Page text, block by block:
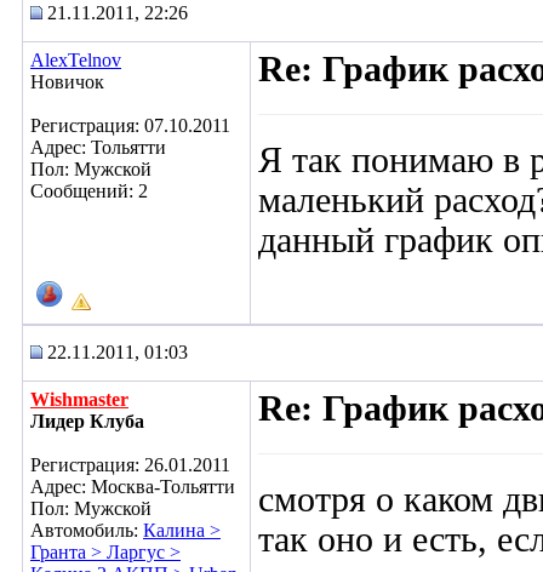
21.11.2011, 22:26
AlexTelnov
Новичок
Регистрация: 07.10.2011
Адрес: Тольятти
Пол: Мужской
Сообщений: 2
Re: График
Я так понимаю в
маленький
данный график
22.11.2011, 01:03
Wishmaster
Лидер Клуба
Регистрация: 26.01.2011
Адрес: Москва-Тольятти
Пол: Мужской
Автомобиль: Калина >
Гранта > Ларгус >
Re: График
смотря о каком
так оно и есть,